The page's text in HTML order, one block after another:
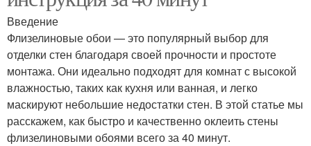
Введение
Флизелиновые обои — это популярный выбор для
отделки стен благодаря своей прочности и простоте
монтажа. Они идеально подходят для комнат с высокой
влажностью, таких как кухня или ванная, и легко
маскируют небольшие недостатки стен. В этой статье мы
расскажем, как быстро и качественно оклеить стены
флизелиновыми обоями всего за 40 минут.